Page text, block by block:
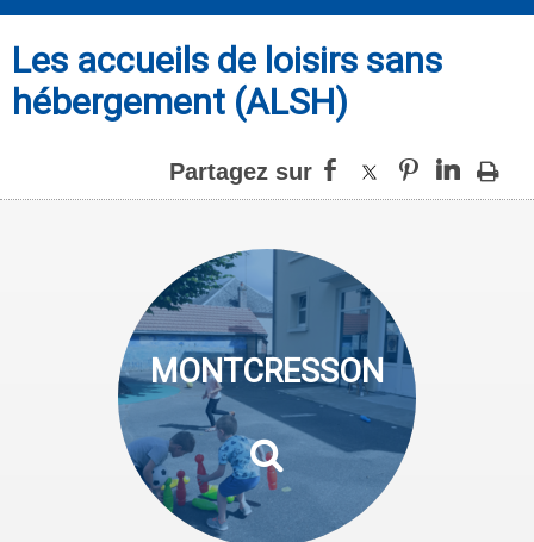
Les accueils de loisirs sans
hébergement (ALSH)
MONTCRESSON